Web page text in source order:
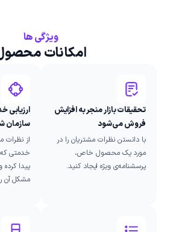
ویژگی ها
امکانات
تحقیقات بازار منجر به افزایش
فروش می‌شود
با دانستن نظرات مشتریان را در
مورد یک محصول خاص،
پرسشنامه‌ی ویژه ایجاد کنید.
ارزیابی
سازمان
از نظرات
خدمتی که
پیدا
مشکل آن